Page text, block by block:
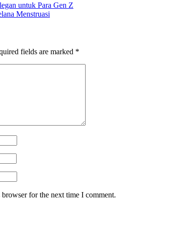
untuk Para Gen Z
Menstruasi
fields are marked *
for the next time I comment.